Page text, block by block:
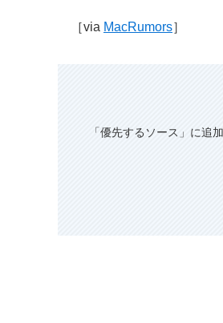
［via MacRumors］
「優先するソース」に追